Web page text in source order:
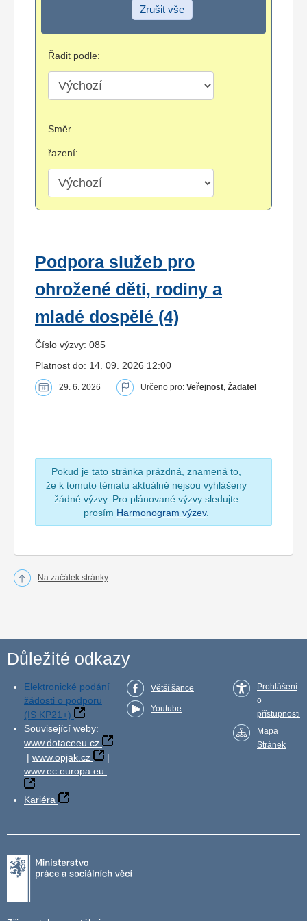
Zrušit vše
Řadit podle:
Směr
řazení:
Podpora služeb pro
ohrožené děti, rodiny a
mladé dospělé (4)
Číslo výzvy: 085
Platnost do: 14. 09. 2026 12:00
29. 6. 2026 Určeno pro: Veřejnost, Žadatel
Pokud je tato stránka prázdná, znamená to,
že k tomuto tématu aktuálně nejsou vyhlášeny
žádné výzvy. Pro plánované výzvy sledujte
prosím Harmonogram výzev.
Na začátek stránky
Důležité odkazy
Elektronické podání
žádosti o podporu
(IS KP21+)
Související weby:
www.dotaceeu.cz
| www.opjak.cz
|
www.ec.europa.eu
Kariéra
Větší šance
Youtube
Prohlášení
o
přístupnosti
Mapa
Stránek